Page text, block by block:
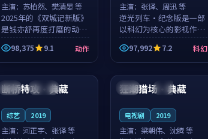
主演： 苏柏然、樊清晏 等
2025年的《双城记新版》
是钱亦舒再度打磨的动作
佳作。中国大陆的取景与
沙漠探险的氛围相互成
就，苏柏然与樊清晏的对
片在悬念与...
98,375 9.1 动作
主演： 张译、周迅 等
逆光列车·纪念版是一部
以科幻为核心的影视作
品，围绕危机、反转与人
物成长展开，整体节奏紧
凑，值得推荐观看。
97,992 7.2 科幻
韩国 连载中
99:04
断桥特攻·典藏
综艺 2019
主演： 河正宇、张译 等
日本 独播
99:10
狂潮猎场·典藏
电视剧 2019
主演： 梁朝伟、沈腾 等